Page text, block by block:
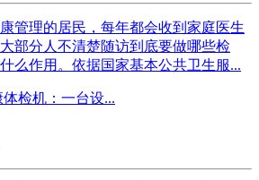
管理的居民，每年都会收到家庭医生
部分人不清楚随访到底要做哪些检
么作用。依据国家基本公共卫生服...
检机：一台设...